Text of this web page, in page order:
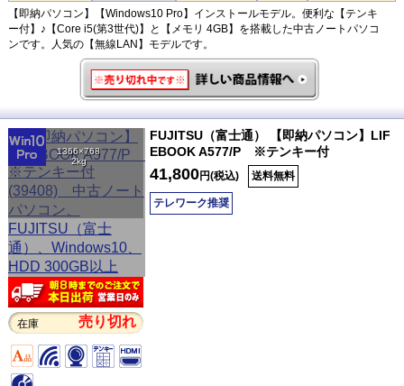
【即納パソコン】【Windows10 Pro】インストールモデル。便利な【テンキ
ー付】♪【Core i5(第3世代)】と【メモリ 4GB】を搭載した中古ノートパソコ
ンです。人気の【無線LAN】モデルです。
1366×768
2kg
在庫 売り切れ
FUJITSU（富士通） 【即納パソコン】LIF
EBOOK A577/P ※テンキー付
41,800円(税込) 送料無料
テレワーク推奨